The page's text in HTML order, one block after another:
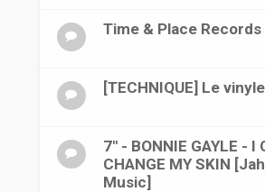
Time & Place
[TECHNIQUE] Le vinyle
7'' - BONNIE GAYLE - I
CHANGE MY SKIN
Music]